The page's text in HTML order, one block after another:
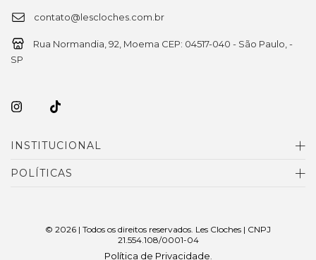
contato@lescloches.com.br
Rua Normandia, 92, Moema CEP: 04517-040 - São Paulo, -
SP
INSTITUCIONAL
POLÍTICAS
© 2026 | Todos os direitos reservados. Les Cloches | CNPJ
21.554.108/0001-04
Política de Privacidade